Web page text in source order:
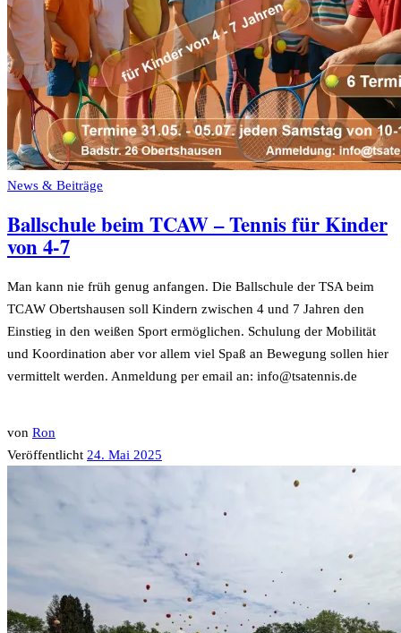
News & Beiträge
Ballschule beim TCAW – Tennis für Kinder
von 4-7
Man kann nie früh genug anfangen. Die Ballschule der TSA beim
TCAW Obertshausen soll Kindern zwischen 4 und 7 Jahren den
Einstieg in den weißen Sport ermöglichen. Schulung der Mobilität
und Koordination aber vor allem viel Spaß an Bewegung sollen hier
vermittelt werden. Anmeldung per email an: info@tsatennis.de
von Ron
Veröffentlicht 24. Mai 2025